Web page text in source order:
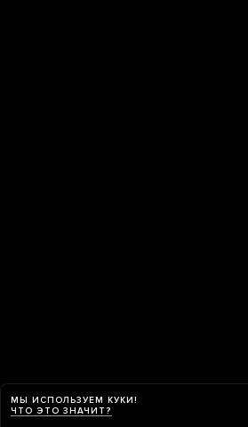
МЫ ИСПОЛЬЗУЕМ КУКИ!
ЧТО ЭТО ЗНАЧИТ?